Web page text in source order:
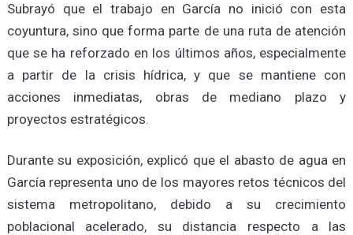
Subrayó que el trabajo en García no inició con esta
coyuntura, sino que forma parte de una ruta de atención
que se ha reforzado en los últimos años, especialmente
a partir de la crisis hídrica, y que se mantiene con
acciones inmediatas, obras de mediano plazo y
proyectos estratégicos.
Durante su exposición, explicó que el abasto de agua en
García representa uno de los mayores retos técnicos del
sistema metropolitano, debido a su crecimiento
poblacional acelerado, su distancia respecto a las